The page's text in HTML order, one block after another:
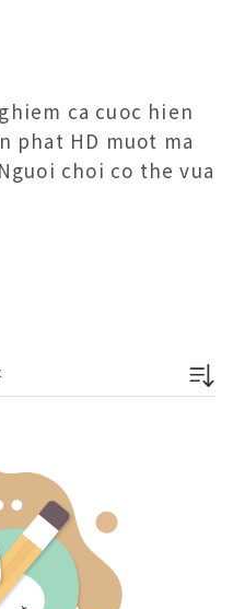
ca cuoc hien
phat HD muot ma
choi co the vua